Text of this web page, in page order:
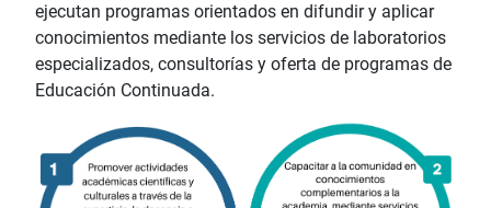
ejecutan programas orientados en difundir y aplicar
conocimientos mediante los servicios de laboratorios
especializados, consultorías y oferta de programas de
Educación Continuada.